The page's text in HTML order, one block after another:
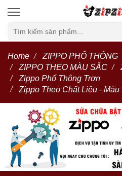
Home ZIPPO PHỔ THÔNG
ZIPPO THEO MÀU SẮC
Zippo Phổ Thông Trơn
Zippo Theo Chất Liệu - Màu